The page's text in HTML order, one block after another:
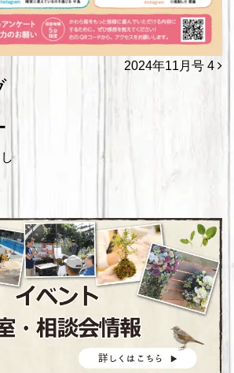
ゲーション2024年11月号 4